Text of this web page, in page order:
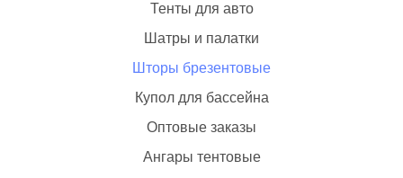
Тенты для авто
Шатры и палатки
Шторы брезентовые
Купол для бассейна
Оптовые заказы
Ангары тентовые